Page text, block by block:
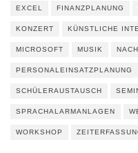
EXCEL FINANZPLANUNG
KONZERT KÜNSTLICHE
MICROSOFT MUSIK
PERSONALEINSATZPLANUNG
SCHÜLERAUSTAUSCH
SPRACHALARMANLAGEN
WORKSHOP